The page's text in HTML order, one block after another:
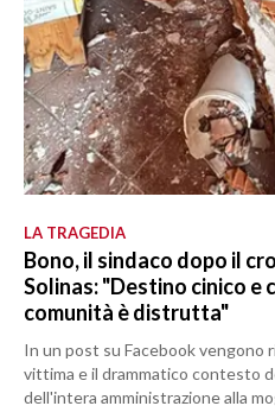
LA TRAGEDIA
Bono, il sindaco dopo il
Solinas: "Destino cinico e
comunità è distrutta"
In un post su Facebook vengono
vittima e il drammatico contesto
dell'intera amministrazione alla